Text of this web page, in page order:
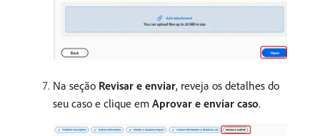
Na seção Revisar e enviar, reveja os detalhes do
seu caso e clique em Aprovar e enviar caso.